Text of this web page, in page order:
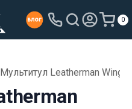
0
Мультитул Leatherman